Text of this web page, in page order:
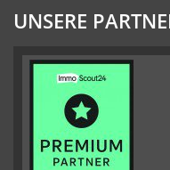
UNSERE